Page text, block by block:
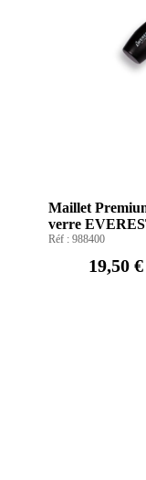
Maillet
verre
Réf :988400
19,50 €